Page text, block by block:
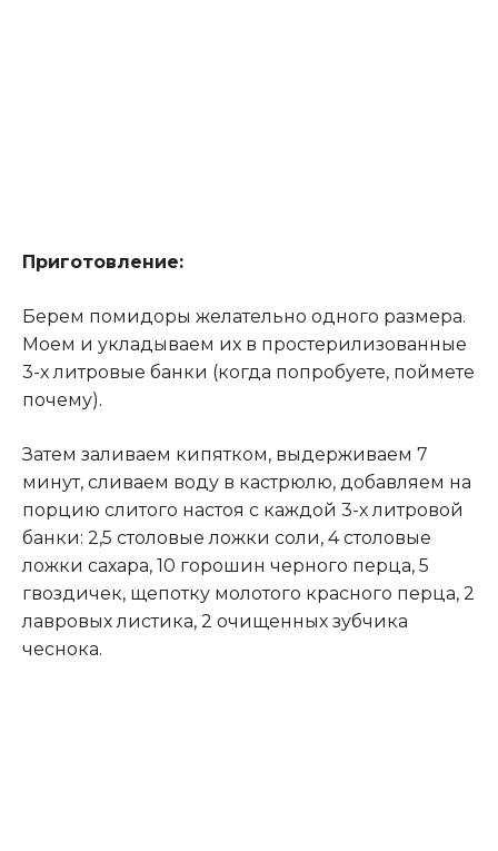
Приготовление:
Берем помидоры желательно одного размера.
Моем и укладываем их в простерилизованные
3-х литровые банки (когда попробуете, поймете
почему).
Затем заливаем кипятком, выдерживаем 7
минут, сливаем воду в кастрюлю, добавляем на
порцию слитого настоя с каждой 3-х литровой
банки: 2,5 столовые ложки соли, 4 столовые
ложки сахара, 10 горошин черного перца, 5
гвоздичек, щепотку молотого красного перца, 2
лавровых листика, 2 очищенных зубчика
чеснока.